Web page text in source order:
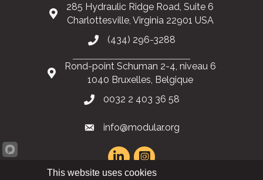
285 Hydraulic Ridge Road, Suite 6
Charlottesville, Virginia 22901 USA
(434) 296-3288
Rond-point Schuman 2-4, niveau 6
1040 Bruxelles, Belgique
0032 2 403 36 58
info@modular.org
This website uses cookies